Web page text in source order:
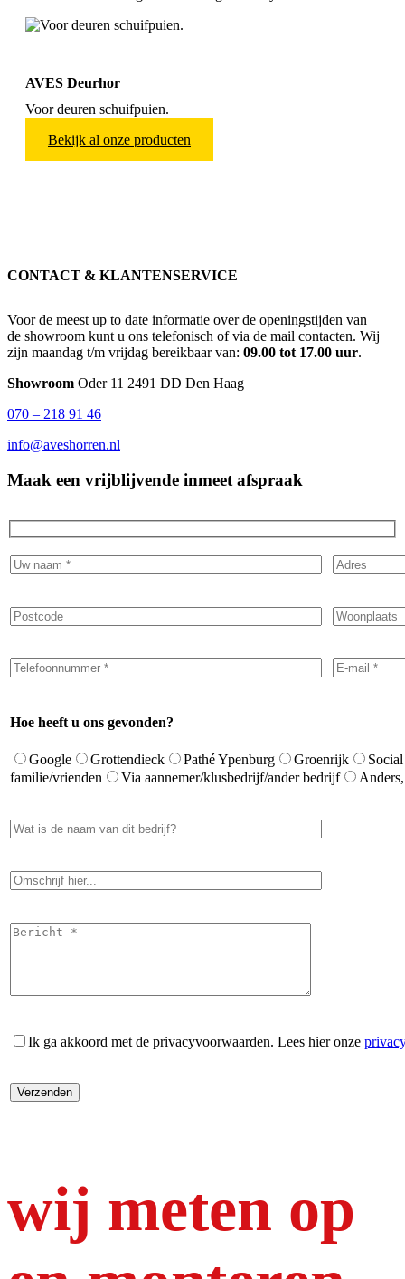
AVES Deurhor
Voor deuren schuifpuien.
Bekijk al onze producten
CONTACT & KLANTENSERVICE
Voor de meest up to date informatie over de openingstijden van
de showroom kunt u ons telefonisch of via de mail contacten. Wij
zijn maandag t/m vrijdag bereikbaar van: 09.00 tot 17.00 uur.
Showroom Oder 11 2491 DD Den Haag
070 – 218 91 46
info@aveshorren.nl
Maak een vrijblijvende inmeet afspraak
Hoe heeft u ons gevonden?
Google Grottendieck Pathé Ypenburg Groenrijk
familie/vrienden
Via aannemer/klusbedrijf/ander bedrijf
Ik ga akkoord met de privacyvoorwaarden. Lees hier onze
wij meten op